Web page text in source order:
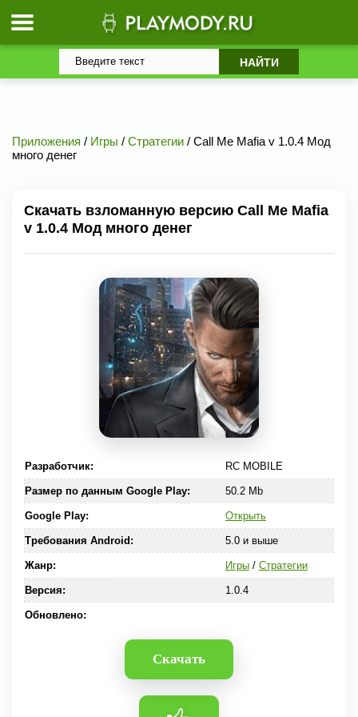
Приложения / Игры / Стратегии / Call Me Mafia v 1.0.4 Мод
много денег
Скачать взломанную версию Call Me Mafia
v 1.0.4 Мод много денег
Разработчик: RC MOBILE
Размер по данным Google Play: 50.2 Mb
Google Play: Открыть
Требования Android: 5.0 и выше
Жанр: Игры/ Стратегии
Версия: 1.0.4
Обновлено:
Скачать